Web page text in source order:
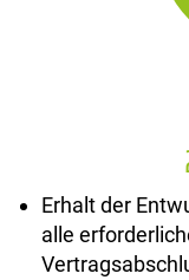
Erhalt der
alle